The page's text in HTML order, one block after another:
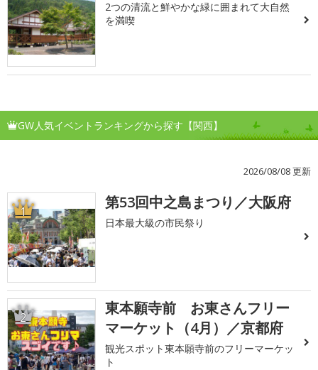
2つの清流と鮮やかな緑に囲まれて大自然
を満喫
GW人気イベントランキングから探す【関西】
2026/08/08 更新
1 第53回中之島まつり／大阪府
日本最大級の市民祭り
2
東本願寺前 お東さんフリー
マーケット（4月）／京都府
観光スポット東本願寺前のフリーマーケッ
ト